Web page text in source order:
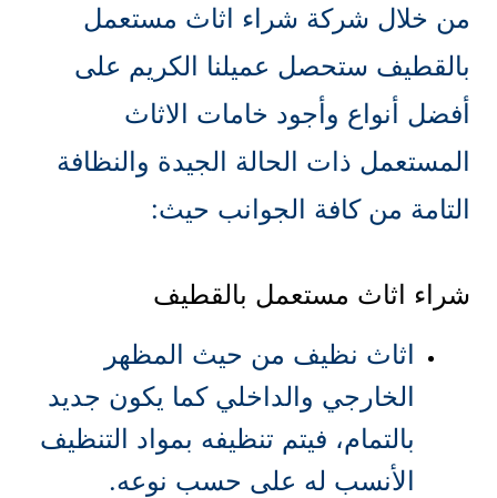
من خلال شركة شراء اثاث مستعمل
بالقطيف ستحصل عميلنا الكريم على
أفضل أنواع وأجود خامات الاثاث
المستعمل ذات الحالة الجيدة والنظافة
التامة من كافة الجوانب حيث:
شراء اثاث مستعمل بالقطيف
اثاث نظيف من حيث المظهر
الخارجي والداخلي كما يكون جديد
بالتمام، فيتم تنظيفه بمواد التنظيف
الأنسب له على حسب نوعه.